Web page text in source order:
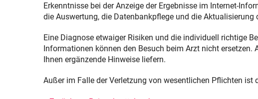
Notfälle A-Z
Heilpflanzen A-Z
Nahrungsergänzungsmittel A-Z
Kundenkartenreservierung
Herz, Gefäße, Kreislauf
Stoffwechsel
Nieren und Harnwege
Orthopädie und Unfallmedizin
Erkenntnisse bei der Anzeige der Ergebnisse im Internet-
die Auswertung, die Datenbankpflege und die
Eine Diagnose etwaiger Risiken und die individuell richtige
Informationen können den Besuch beim Arzt nicht
Ihnen ergänzende Hinweise liefern.
Außer im Falle der Verletzung von wesentlichen Pflichten